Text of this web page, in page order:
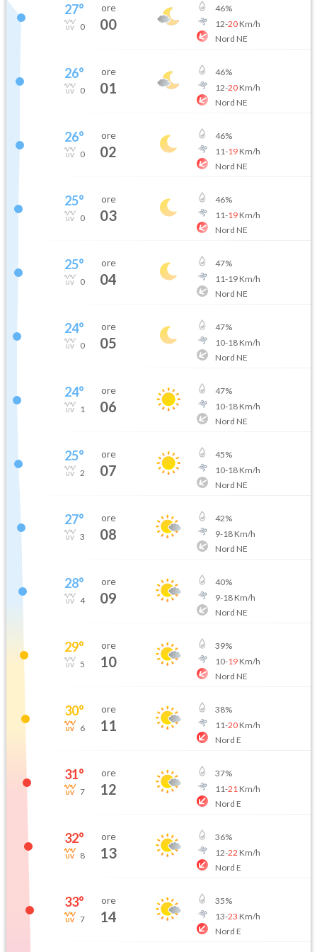
27°
0
ore
00
46%
12-20Km/h
Nord NE
26°
0
ore
01
46%
12-20Km/h
Nord NE
26°
0
ore
02
46%
11-19Km/h
Nord NE
25°
0
ore
03
46%
11-19Km/h
Nord NE
25°
0
ore
04
47%
11-19Km/h
Nord NE
24°
0
ore
05
47%
10-18Km/h
Nord NE
24°
1
ore
06
47%
10-18Km/h
Nord NE
25°
2
ore
07
45%
10-18Km/h
Nord NE
27°
3
ore
08
42%
9-18Km/h
Nord NE
28°
4
ore
09
40%
9-18Km/h
Nord NE
29°
5
ore
10
39%
10-19Km/h
Nord NE
30°
6
ore
11
38%
11-20Km/h
Nord E
31°
7
ore
12
37%
11-21 Km/h
Nord E
32°
8
ore
13
36%
12-22 Km/h
Nord E
33°
7
ore
14
35%
13-23 Km/h
Nord E